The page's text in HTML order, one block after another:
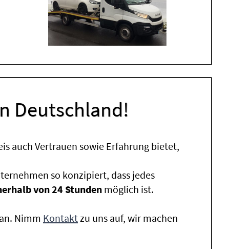
Deutschland!
auch Vertrauen sowie Erfahrung bietet,
so konzipiert, dass jedes
von 24 Stunden möglich ist.
Nimm Kontaktzu uns auf, wir machen